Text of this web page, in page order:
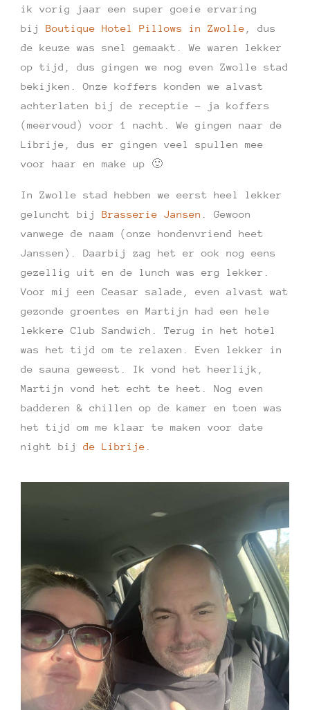
ik vorig jaar een super goeie ervaring
bij Boutique Hotel Pillows in Zwolle , dus
de keuze was snel gemaakt. We waren lekker
op tijd, dus gingen we nog even Zwolle stad
bekijken. Onze koffers konden we alvast
achterlaten bij de receptie – ja koffers
(meervoud) voor 1 nacht. We gingen naar de
Librije, dus er gingen veel spullen mee
voor haar en make up 🙂
In Zwolle stad hebben we eerst heel lekker
geluncht bij Brasserie Jansen
. Gewoon
vanwege de naam (onze hondenvriend heet
Janssen). Daarbij zag het er ook nog eens
gezellig uit en de lunch was erg lekker.
Voor mij een Ceasar salade, even alvast wat
gezonde groentes en Martijn had een hele
lekkere Club Sandwich. Terug in het hotel
was het tijd om te relaxen. Even lekker in
de sauna geweest. Ik vond het heerlijk,
Martijn vond het echt te heet. Nog even
badderen & chillen op de kamer en toen was
het tijd om me klaar te maken voor date
night bij de Librije